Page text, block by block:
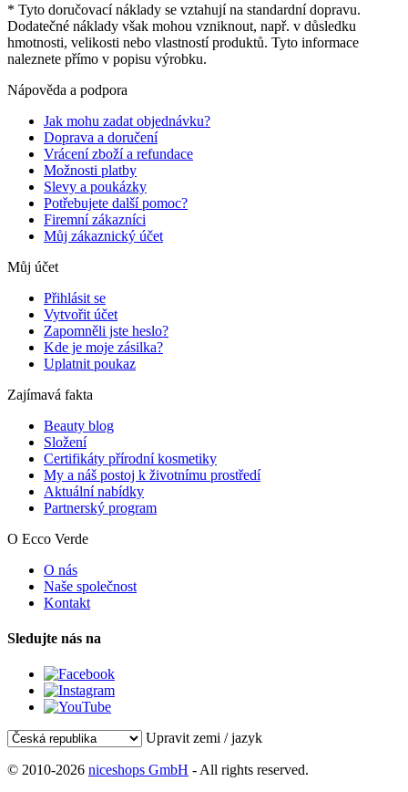
* Tyto doručovací náklady se vztahují na standardní dopravu.
Dodatečné náklady však mohou vzniknout, např. v důsledku
hmotnosti, velikosti nebo vlastností produktů. Tyto informace
naleznete přímo v popisu výrobku.
Nápověda a podpora
Jak mohu zadat objednávku?
Doprava a doručení
Vrácení zboží a refundace
Možnosti platby
Slevy a poukázky
Potřebujete další pomoc?
Firemní zákazníci
Můj zákaznický účet
Můj účet
Přihlásit se
Vytvořit účet
Zapomněli jste heslo?
Kde je moje zásilka?
Uplatnit poukaz
Zajímavá fakta
Beauty blog
Složení
Certifikáty přírodní kosmetiky
My a náš postoj k životnímu prostředí
Aktuální nabídky
Partnerský program
O Ecco Verde
O nás
Naše společnost
Kontakt
Sledujte nás na
Upravit zemi / jazyk
© 2010-2026 niceshops GmbH - All rights reserved.